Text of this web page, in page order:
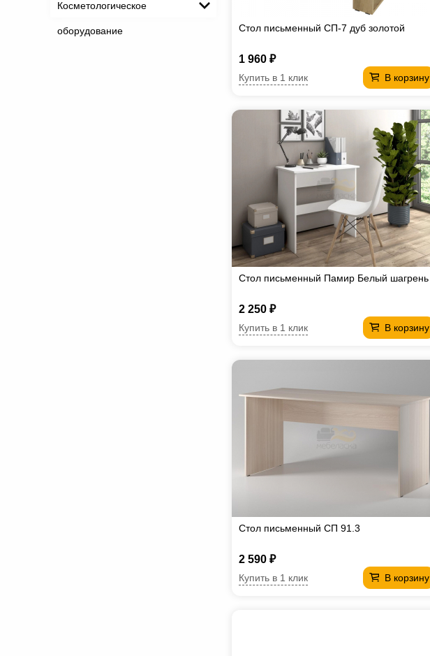
Косметологическое
оборудование Стол письменный СП-7 дуб золотой
1 960 ₽
В корзину
Купить в 1 клик
Стол письменный Памир Белый шагрень
2 250 ₽
В корзину
Купить в 1 клик
Стол письменный СП 91.3
2 590 ₽
В корзину
Купить в 1 клик